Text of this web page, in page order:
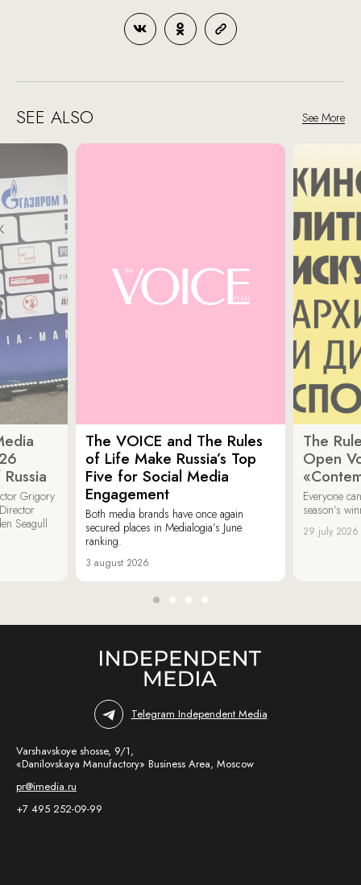
SEE ALSO See More
Grigory
Seagull
The VOICE and The Rules
of Life Make Russia’s Top
Five for Social Media
Engagement
Both media brands have once again
secured places in Medialogia’s June
ranking.
3 august 2026
The
Open
Everyone
season’s
29 july 2026
Telegram Independent Media
Varshavskoye shosse, 9/1,
«Danilovskaya Manufactory» Business Area, Moscow
pr@imedia.ru
+7 495 252-09-99